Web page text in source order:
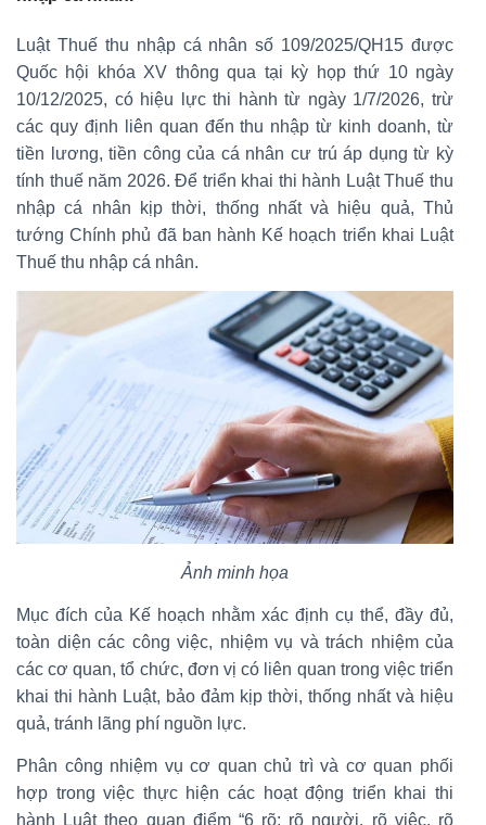
Luật Thuế thu nhập cá nhân số 109/2025/QH15 được
Quốc hội khóa XV thông qua tại kỳ họp thứ 10 ngày
10/12/2025, có hiệu lực thi hành từ ngày 1/7/2026, trừ
các quy định liên quan đến thu nhập từ kinh doanh, từ
tiền lương, tiền công của cá nhân cư trú áp dụng từ kỳ
tính thuế năm 2026. Để triển khai thi hành Luật Thuế thu
nhập cá nhân kịp thời, thống nhất và hiệu quả, Thủ
tướng Chính phủ đã ban hành Kế hoạch triển khai Luật
Thuế thu nhập cá nhân.
Ảnh minh họa
Mục đích của Kế hoạch nhằm xác định cụ thể, đầy đủ,
toàn diện các công việc, nhiệm vụ và trách nhiệm của
các cơ quan, tổ chức, đơn vị có liên quan trong việc triển
khai thi hành Luật, bảo đảm kịp thời, thống nhất và hiệu
quả, tránh lãng phí nguồn lực.
Phân công nhiệm vụ cơ quan chủ trì và cơ quan phối
hợp trong việc thực hiện các hoạt động triển khai thi
hành Luật theo quan điểm “6 rõ: rõ người, rõ việc, rõ